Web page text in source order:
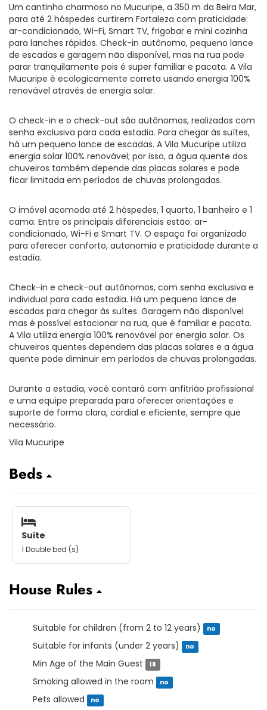
Um cantinho charmoso no Mucuripe, a 350 m da Beira Mar,
para até 2 hóspedes curtirem Fortaleza com praticidade:
ar-condicionado, Wi-Fi, Smart TV, frigobar e mini cozinha
para lanches rápidos. Check-in autônomo, pequeno lance
de escadas e garagem não disponível, mas na rua pode
parar tranquilamente pois é super familiar e pacata. A Vila
Mucuripe é ecologicamente correta usando energia 100%
renovável através de energia solar.
O check-in e o check-out são autônomos, realizados com
senha exclusiva para cada estadia. Para chegar às suítes,
há um pequeno lance de escadas. A Vila Mucuripe utiliza
energia solar 100% renovável; por isso, a água quente dos
chuveiros também depende das placas solares e pode
ficar limitada em períodos de chuvas prolongadas.
O imóvel acomoda até 2 hóspedes, 1 quarto, 1 banheiro e 1
cama. Entre os principais diferenciais estão: ar-
condicionado, Wi-Fi e Smart TV. O espaço foi organizado
para oferecer conforto, autonomia e praticidade durante a
estadia.
Check-in e check-out autônomos, com senha exclusiva e
individual para cada estadia. Há um pequeno lance de
escadas para chegar às suítes. Garagem não disponível
mas é possível estacionar na rua, que é familiar e pacata.
A Vila utiliza energia 100% renovável por energia solar. Os
chuveiros quentes dependem das placas solares e a água
quente pode diminuir em períodos de chuvas prolongadas.
Durante a estadia, você contará com anfitrião profissional
e uma equipe preparada para oferecer orientações e
suporte de forma clara, cordial e eficiente, sempre que
necessário.
Vila Mucuripe
Beds
Suite
1 Double bed (s)
House Rules
Suitable for children (from 2 to 12 years) no
Suitable for infants (under 2 years) no
Min Age of the Main Guest 18
Smoking allowed in the room no
Pets allowed no